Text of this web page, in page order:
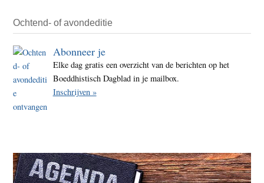
Ochtend- of avondeditie
Abonneer je
Elke dag gratis een overzicht van de berichten op het
Boeddhistisch Dagblad in je mailbox.
Inschrijven »